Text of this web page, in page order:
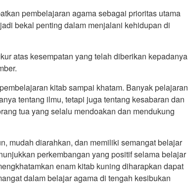
pembelajaran agama sebagai prioritas utama
bekal penting dalam menjalani kehidupan di
atas kesempatan yang telah diberikan kepadanya
kitab sampai khatam. Banyak pelajaran
tentang ilmu, tetapi juga tentang kesabaran dan
tua yang selalu mendoakan dan mendukung
mudah diarahkan, dan memiliki semangat belajar
perkembangan yang positif selama belajar
enam kitab kuning diharapkan dapat
dalam belajar agama di tengah kesibukan